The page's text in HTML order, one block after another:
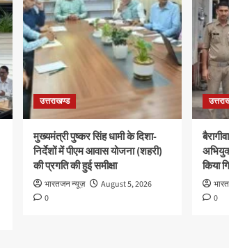
उत्तराखण्ड
मुख्यमंत्री पुष्कर सिंह धामी के दिशा-
निर्देशों में पीएम आवास योजना (शहरी)
की प्रगति की हुई समीक्षा
भारतजन न्यूज़
August 5, 2026
0
किया
0